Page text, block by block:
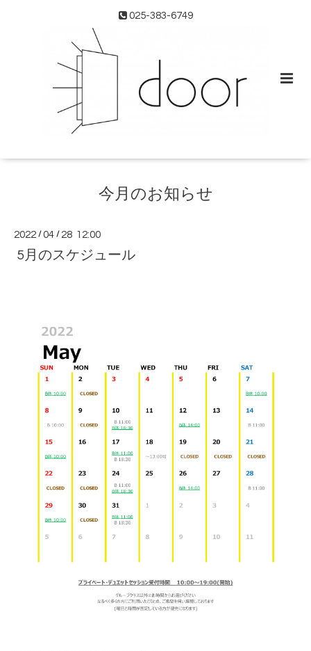
025-383-6749
今月のお知らせ
2022 /04 / 28 12:00
5月のスケジュール